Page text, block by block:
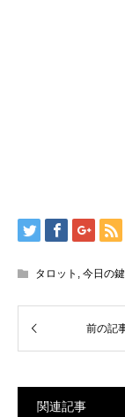
タロット 今日の鍵
関連記事